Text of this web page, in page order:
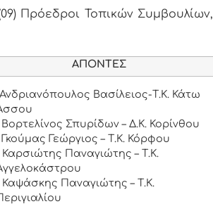
Πρόεδροι Τοπικών Συμβουλίων,
ΑΠΟΝΤΕΣ
Ανδριανόπουλος Βασίλειος-Τ.Κ. Κάτω
Βορτελίνος Σπυρίδων – Δ.Κ. Κορίνθου
Γκούμας Γεώργιος – Τ.Κ. Κόρφου
Καρσιώτης Παναγιώτης – Τ.Κ.
Καψάσκης Παναγιώτης – Τ.Κ.